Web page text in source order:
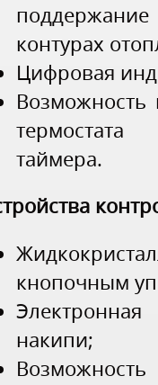
контурах
Цифровая
Возможность
таймера.
кнопочным
накипи;